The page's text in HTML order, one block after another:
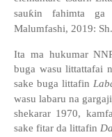
sauƙin fahimta ga
Malumfashi, 2019:
Ita ma hukumar
buga wasu littattafai
sake buga littafin
wasu labaru na
shekarar 1970,
sake fitar da littafin